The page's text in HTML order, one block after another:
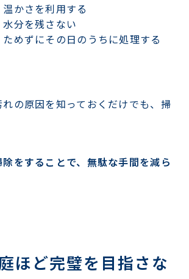
かさを利用する
水分を残さない
ためずにその日のうちに処理する
の原因を知っておくだけでも、掃
をすることで、無駄な手間を減ら
ほど完璧を目指さな